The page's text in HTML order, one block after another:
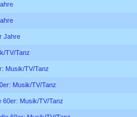
Jahre
TV/Tanz
Musik/TV/Tanz
Musik/TV/Tanz
60er: Musik/TV/Tanz